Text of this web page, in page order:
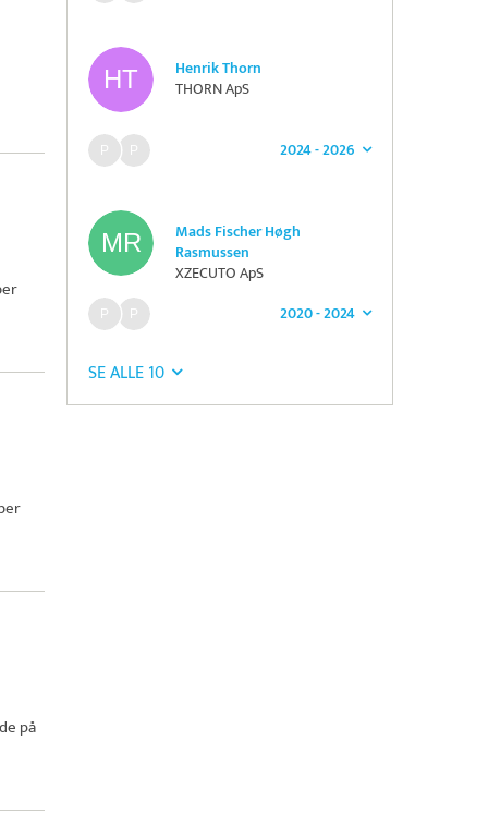
Henrik Thorn
THORN ApS
2024 - 2026
Mads Fischer Høgh
Rasmussen
XZECUTO ApS
2020 - 2024
SE ALLE 10
på